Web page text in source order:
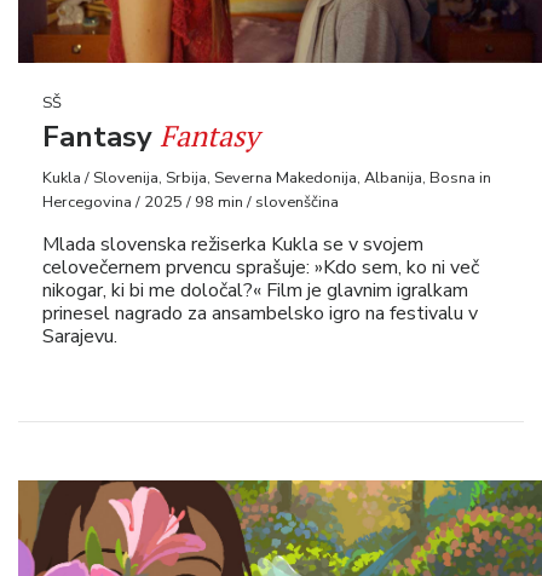
SŠ
FantasyFantasy
Kukla / Slovenija, Srbija, Severna Makedonija, Albanija, Bosna in
Hercegovina / 2025 / 98 min / slovenščina
Mlada slovenska režiserka Kukla se v svojem
celovečernem prvencu sprašuje: »Kdo sem, ko ni več
nikogar, ki bi me določal?« Film je glavnim igralkam
prinesel nagrado za ansambelsko igro na festivalu v
Sarajevu.